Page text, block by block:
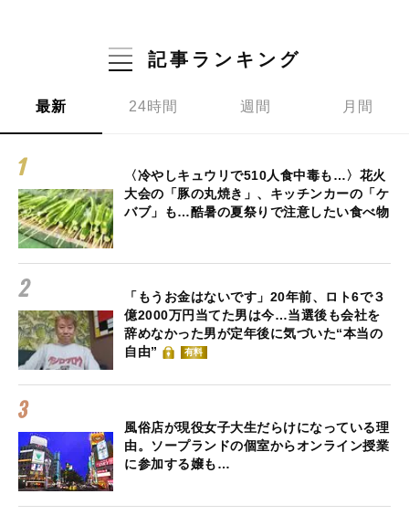
記事ランキング
最新 24時間 週間 月間
〈冷やしキュウリで510人食中毒も…〉花火
大会の「豚の丸焼き」、キッチンカーの「ケ
バブ」も…酷暑の夏祭りで注意したい食べ物
「もうお金はないです」20年前、ロト6で３
億2000万円当てた男は今…当選後も会社を
辞めなかった男が定年後に気づいた“本当の
自由”
有料
風俗店が現役女子大生だらけになっている理
由。ソープランドの個室からオンライン授業
に参加する嬢も…